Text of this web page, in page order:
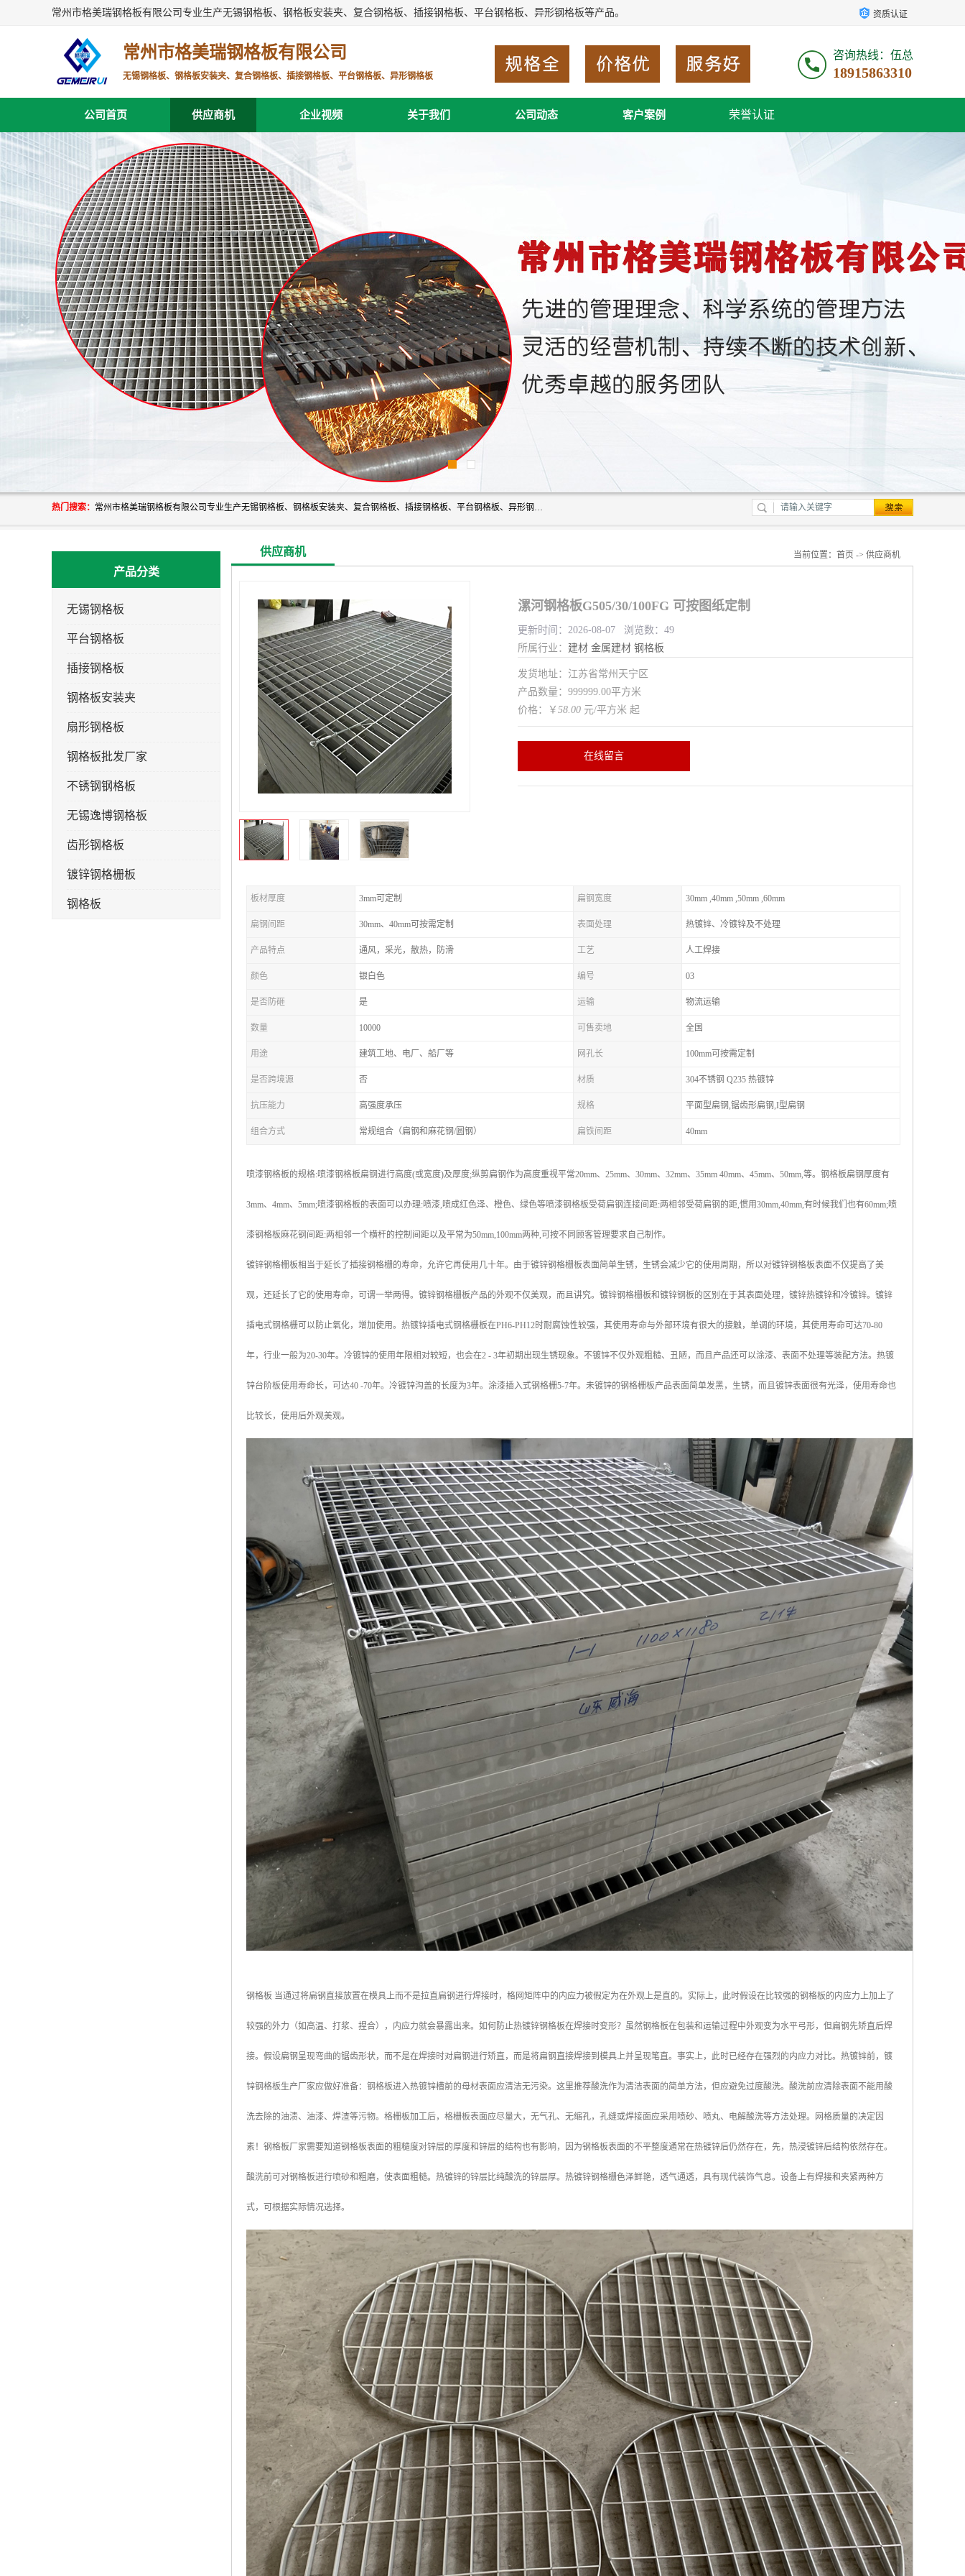
常州市格美瑞钢格板有限公司专业生产无锡钢格板、钢格板安装夹、复合钢格板、插接钢格板、平台钢格板、异形钢格板等产品。 资质认证
常州市格美瑞钢格板有限公司
无锡钢格板、钢格板安装夹、复合钢格板、插接钢格板、平台钢格板、异形钢格板
咨询热线：伍总
18915863310
公司首页 供应商机 企业视频 关于我们 公司动态 客户案例 荣誉认证
热门搜索： 常州市格美瑞钢格板有限公司专业生产无锡钢格板、钢格板安装夹、复合钢格板、插接钢格板、平台钢格板、异形钢格板等产品。
产品分类
无锡钢格板
平台钢格板
插接钢格板
钢格板安装夹
扇形钢格板
钢格板批发厂家
不锈钢钢格板
无锡逸博钢格板
齿形钢格板
镀锌钢格栅板
钢格板
供应商机 当前位置： 首页 -> 供应商机
漯河钢格板G505/30/100FG 可按图纸定制
更新时间：2026-08-07 浏览数：49
所属行业： 建材 金属建材 钢格板
发货地址：江苏省常州天宁区
产品数量：999999.00平方米
价格：￥ 58.00 元/平方米 起
在线留言
板材厚度 3mm可定制 扁钢宽度 30mm ,40mm ,50mm ,60mm
扁钢间距 30mm、40mm可按需定制 表面处理 热镀锌、冷镀锌及不处理
产品特点 通风，采光，散热，防滑 工艺 人工焊接
颜色 银白色 编号 03
是否防砸 是 运输 物流运输
数量 10000 可售卖地 全国
用途 建筑工地、电厂、船厂等 网孔长 100mm可按需定制
是否跨境源 否 材质 304不锈钢 Q235 热镀锌
抗压能力 高强度承压 规格 平面型扁钢,锯齿形扁钢,I型扁钢
组合方式 常规组合（扁钢和麻花钢/圆钢） 扁铁间距 40mm
喷漆钢格板的规格:喷漆钢格板扁钢进行高度(或宽度)及厚度;纵剪扁钢作为高度重视平常20mm、25mm、30mm、32mm、35mm 40mm、45mm、50mm,等。钢格板扁钢厚度有
3mm、4mm、5mm;喷漆钢格板的表面可以办理:喷漆,喷成红色泽、橙色、绿色等喷漆钢格板受荷扁钢连接间距:两相邻受荷扁钢的距,惯用30mm,40mm,有时候我们也有60mm;喷
漆钢格板麻花钢间距:两相邻一个横杆的控制间距以及平常为50mm,100mm两种,可按不同顾客管理要求自己制作。
镀锌钢格栅板相当于延长了插接钢格栅的寿命，允许它再使用几十年。由于镀锌钢格栅板表面简单生锈，生锈会减少它的使用周期，所以对镀锌钢格板表面不仅提高了美
观，还延长了它的使用寿命，可谓一举两得。镀锌钢格栅板产品的外观不仅美观，而且讲究。镀锌钢格栅板和镀锌钢板的区别在于其表面处理，镀锌热镀锌和冷镀锌。镀锌
插电式钢格栅可以防止氧化，增加使用。热镀锌插电式钢格栅板在PH6-PH12时耐腐蚀性较强，其使用寿命与外部环境有很大的接触，单调的环境，其使用寿命可达70-80
年，行业一般为20-30年。冷镀锌的使用年限相对较短，也会在2 - 3年初期出现生锈现象。不镀锌不仅外观粗糙、丑陋，而且产品还可以涂漆、表面不处理等装配方法。热镀
锌台阶板使用寿命长，可达40 -70年。冷镀锌沟盖的长度为3年。涂漆插入式钢格栅5-7年。未镀锌的钢格栅板产品表面简单发黑，生锈，而且镀锌表面很有光泽，使用寿命也
比较长，使用后外观美观。
钢格板 当通过将扁钢直接放置在模具上而不是拉直扁钢进行焊接时，格网矩阵中的内应力被假定为在外观上是直的。实际上，此时假设在比较强的钢格板的内应力上加上了
较强的外力（如高温、打浆、捏合），内应力就会暴露出来。如何防止热镀锌钢格板在焊接时变形？虽然钢格板在包装和运输过程中外观变为水平弓形，但扁钢先矫直后焊
接。假设扁钢呈现弯曲的锯齿形状，而不是在焊接时对扁钢进行矫直，而是将扁钢直接焊接到模具上并呈现笔直。事实上，此时已经存在强烈的内应力对比。热镀锌前，镀
锌钢格板生产厂家应做好准备：钢格板进入热镀锌槽前的母材表面应清洁无污染。这里推荐酸洗作为清洁表面的简单方法，但应避免过度酸洗。酸洗前应清除表面不能用酸
洗去除的油渍、油漆、焊渣等污物。格栅板加工后，格栅板表面应尽量大，无气孔、无缩孔，孔缝或焊接面应采用喷砂、喷丸、电解酸洗等方法处理。网格质量的决定因
素！钢格板厂家需要知道钢格板表面的粗糙度对锌层的厚度和锌层的结构也有影响，因为钢格板表面的不平整度通常在热镀锌后仍然存在，先，热浸镀锌后结构依然存在。
酸洗前可对钢格板进行喷砂和粗磨，使表面粗糙。热镀锌的锌层比纯酸洗的锌层厚。热镀锌钢格栅色泽鲜艳，透气通透，具有现代装饰气息。设备上有焊接和夹紧两种方
式，可根据实际情况选择。